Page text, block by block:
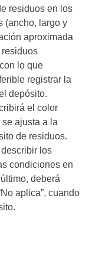
residuos en los
(ancho, largo y
aproximada
lo que
registrar la
depósito.
el color
ajusta a la
de residuos.
los
condiciones en
deberá
aplica”, cuando